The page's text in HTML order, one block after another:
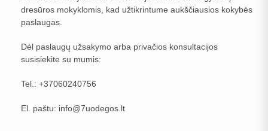
dresūros mokyklomis, kad užtikrintume aukščiausios kokybės
paslaugas.
Dėl paslaugų užsakymo arba privačios konsultacijos
susisiekite su mumis:
Tel.: +37060240756
El. paštu: info@7uodegos.lt